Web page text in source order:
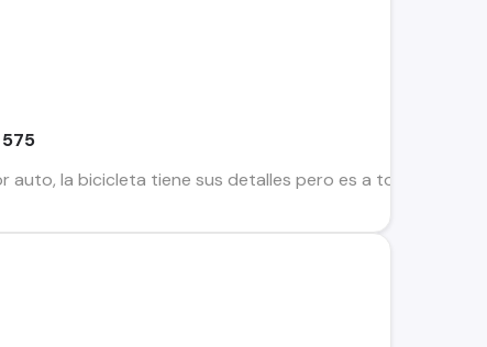
auto, la bicicleta tiene sus detalles pero es a toda